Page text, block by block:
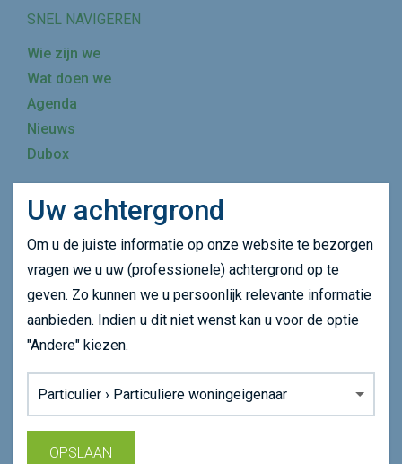
SNEL NAVIGEREN
Wie zijn we
Wat doen we
Agenda
Nieuws
Dubox
Mijn achtergrond wijzigen
SCHRIJF JE IN OP ONZE NIEUWSBRIEF
SCHRIJF JE IN
Uw achtergrond
Om u de juiste informatie op onze website te bezorgen
vragen we u uw (professionele) achtergrond op te
geven. Zo kunnen we u persoonlijk relevante informatie
aanbieden. Indien u dit niet wenst kan u voor de optie
"Andere" kiezen.
Achtergrond:
OPSLAAN
surfervaring op onze website te verbeteren.
Lees onscookiebeleidvoor meer informatie.